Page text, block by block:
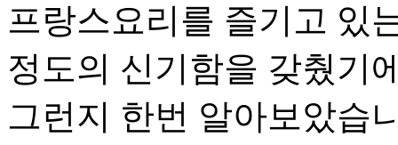
프랑스요리를 즐기고 있
정도의 신기함을 갖췄기
그런지 한번 알아보았습